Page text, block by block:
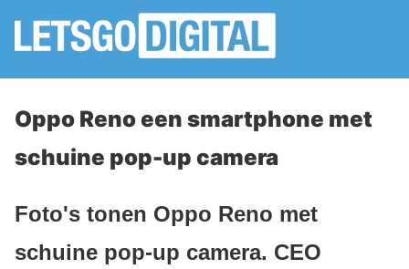
Oppo Reno een smartphone met
schuine pop-up camera
Foto's tonen Oppo Reno met
schuine pop-up camera. CEO